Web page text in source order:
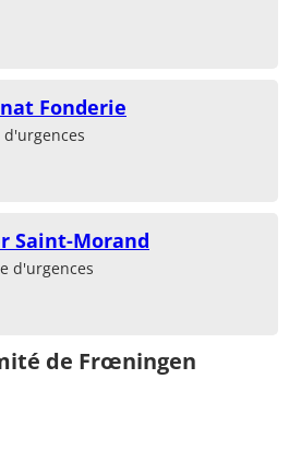
Fonderie
d'urgences
Saint-Morand
d'urgences
de Frœningen